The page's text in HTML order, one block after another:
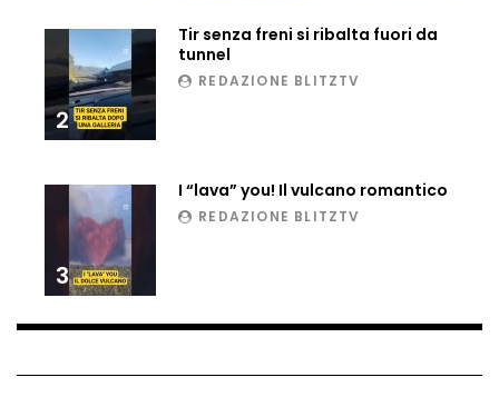
Tir bloccato sul passaggio a livello:
treno lo distrugge
Auto fuori controllo in Guatemala,
tragedia a Petén
Russia sotto zero: fiumi congelati e navi
2
Tir senza freni si ribalta fuori da
tunnel
REDAZIONE BLITZTV
3
I “lava” you! Il vulcano romantico
REDAZIONE BLITZTV